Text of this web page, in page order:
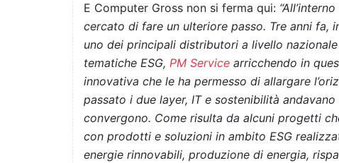
E Computer Gross non si ferma qui:
cercato di fare un ulteriore passo. Tre anni
uno dei principali distributori a livello
tematiche ESG, PM Service arricchendo in
innovativa che le ha permesso di allargare
passato i due layer, IT e sostenibilità
convergono. Come risulta da alcuni progetti
con prodotti e soluzioni in ambito ESG
energie rinnovabili, produzione di energia,